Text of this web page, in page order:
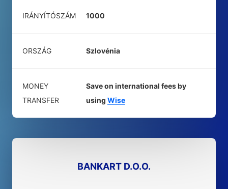
IRÁNYÍTÓSZÁM 1000
ORSZÁG Szlovénia
MONEY
TRANSFER
Save on international fees by
using Wise
BANKART D.O.O.